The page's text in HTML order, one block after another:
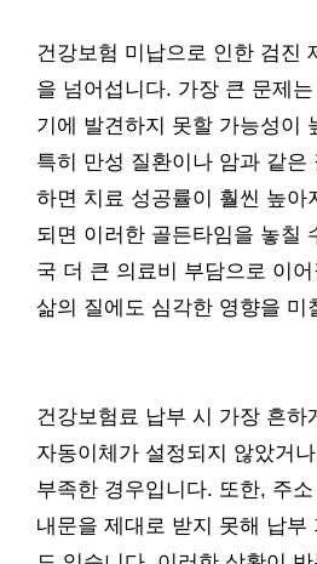
건강보험 미납으로 인한 검진
을 넘어섭니다. 가장 큰 문제
기에 발견하지 못할 가능성이
특히 만성 질환이나 암과 같은
하면 치료 성공률이 훨씬 높아
되면 이러한 골든타임을 놓칠
국 더 큰 의료비 부담으로 이
삶의 질에도 심각한 영향을 미
건강보험료 납부 시 가장 흔하
자동이체가 설정되지 않았거
부족한 경우입니다. 또한, 주
내문을 제대로 받지 못해 납부